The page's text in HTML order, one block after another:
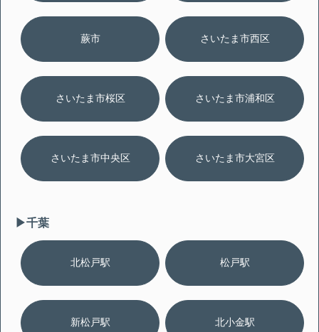
蕨市 さいたま市西区
さいたま市桜区 さいたま市浦和区
さいたま市中央区 さいたま市大宮区
▶︎千葉
北松戸駅 松戸駅
新松戸駅 北小金駅